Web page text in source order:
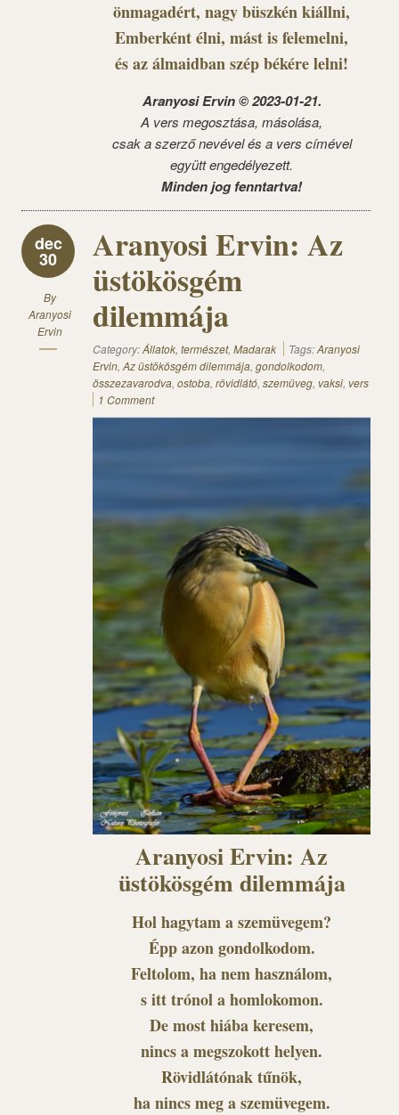
önmagadért, nagy büszkén kiállni,
Emberként élni, mást is felemelni,
és az álmaidban szép békére lelni!
Aranyosi Ervin © 2023-01-21.
A vers megosztása, másolása,
csak a szerző nevével és a vers címével
együtt engedélyezett.
Minden jog fenntartva!
dec
30
By
Aranyosi
Ervin
Aranyosi Ervin: Az
üstökösgém
dilemmája
Category:Állatok, természet, Madarak Tags:Aranyosi
Ervin, Az üstökösgém dilemmája, gondolkodom,
összezavarodva, ostoba, rövidlátó, szemüveg, vaksi, vers
1 Comment
Aranyosi Ervin: Az
üstökösgém dilemmája
Hol hagytam a szemüvegem?
Épp azon gondolkodom.
Feltolom, ha nem használom,
s itt trónol a homlokomon.
De most hiába keresem,
nincs a megszokott helyen.
Rövidlátónak tűnök,
ha nincs meg a szemüvegem.